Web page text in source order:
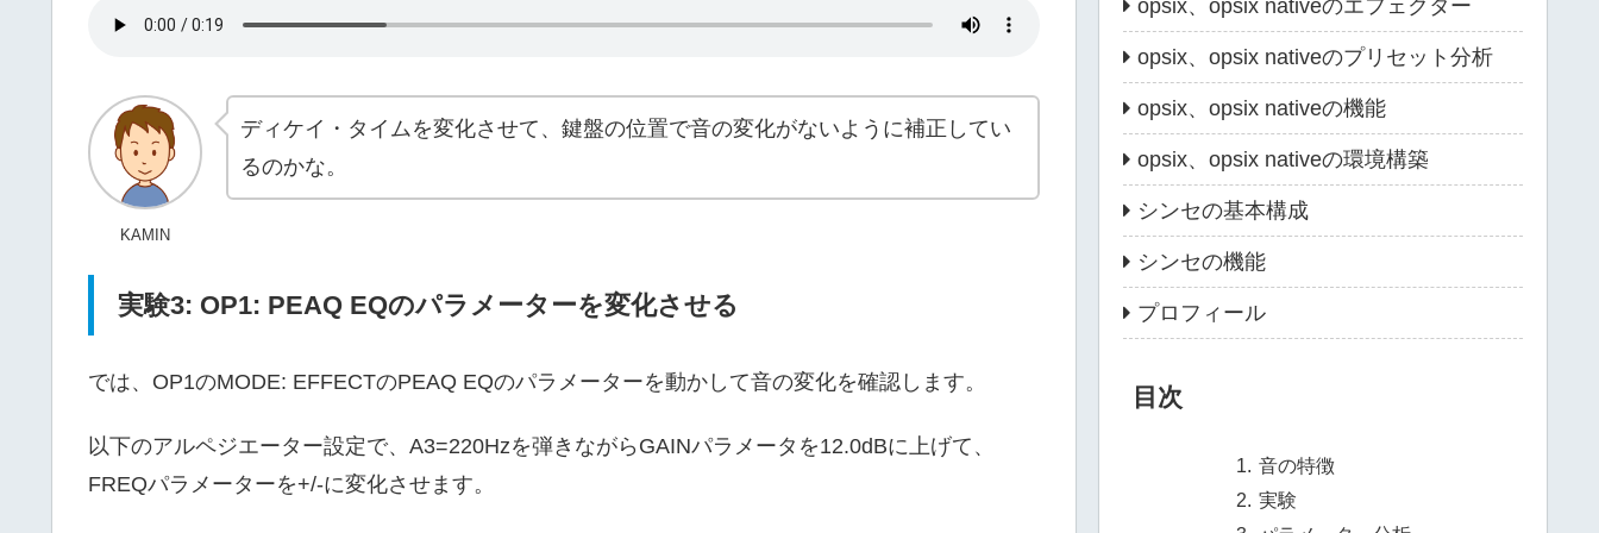
KAMIN
ディケイ・タイムを変化させて、鍵盤の位置で音の変化がないように補正してい
るのかな。
実験3: OP1: PEAQ EQのパラメーターを変化させる
では、OP1のMODE: EFFECTのPEAQ EQのパラメーターを動かして音の変化を確認します。
以下のアルペジエーター設定で、A3=220Hzを弾きながらGAINパラメータを12.0dBに上げて、
FREQパラメーターを+/-に変化させます。
opsix、opsix nativeのエフェクター
opsix、opsix nativeのプリセット分析
opsix、opsix nativeの機能
opsix、opsix nativeの環境構築
シンセの基本構成
シンセの機能
プロフィール
目次
音の特徴
実験